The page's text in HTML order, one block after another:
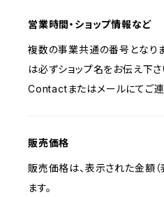
営業時間・ショップ情報など
複数の事業共通の番号となり
は必ずショップ名をお伝え下さ
Contactまたはメールにてご連
販売価格
販売価格は、表示された金額
ます。